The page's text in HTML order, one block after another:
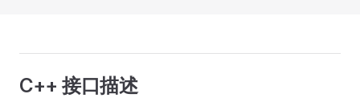
C++ 接口描述